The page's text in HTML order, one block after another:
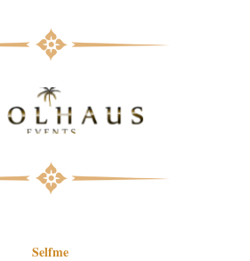
Selfme